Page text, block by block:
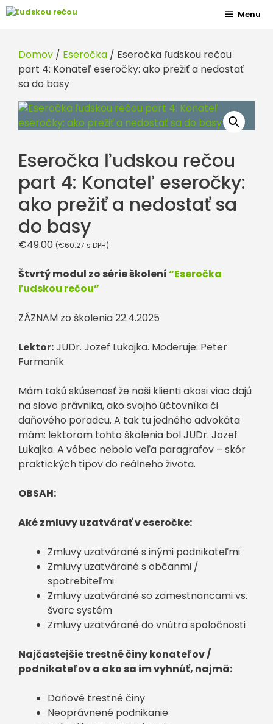
Preskočiť
Menu
Domov / Eseročka / Eseročka ľudskou rečou
part 4: Konateľ eseročky: ako prežiť a nedostať
sa do basy
Eseročka ľudskou rečou
part 4: Konateľ eseročky:
ako prežiť a nedostať sa
do basy
€49.00 (€60.27 s DPH)
Štvrtý modul zo série školení“Eseročka
ľudskou rečou”
ZÁZNAM zo školenia 22.4.2025
Lektor:JUDr. Jozef Lukajka. Moderuje: Peter
Furmaník
Mám takú skúsenosť že naši klienti akosi viac dajú
na slovo právnika, ako svojho účtovníka či
daňového poradcu. A tak tu jedného advokáta
mám: lektorom tohto školenia bol JUDr. Jozef
Lukajka. A vôbec nebolo veľa paragrafov – skôr
praktických tipov do reálneho života.
OBSAH:
Aké zmluvy uzatvárať v eseročke:
Zmluvy uzatvárané s inými podnikateľmi
Zmluvy uzatvárané s občanmi /
spotrebiteľmi
Zmluvy uzatvárané so zamestnancami vs.
švarc systém
Zmluvy uzatvárané do vnútra spoločnosti
Najčastejšie trestné činy konateľov /
podnikateľov a ako sa im vyhnúť, najmä:
Daňové trestné činy
Neoprávnené podnikanie